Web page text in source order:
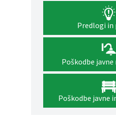
Predlogi in
Poškodbe
Poškodbe javne